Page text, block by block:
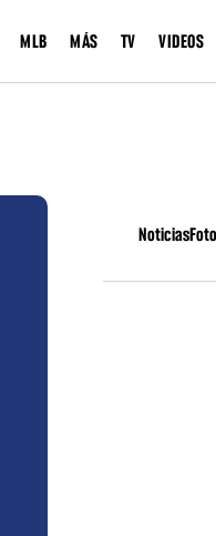
MLB MÁS TV VIDEOS
Noticias